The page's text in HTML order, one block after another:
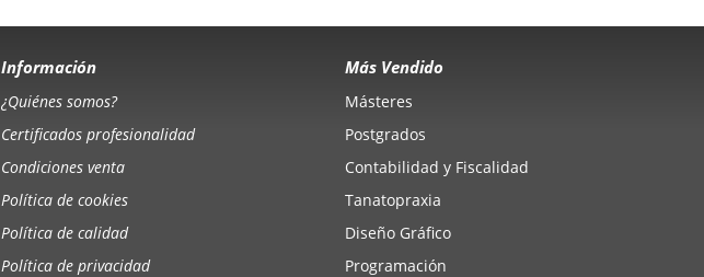
Información
¿Quiénes somos?
Certificados profesionalidad
Condiciones venta
Política de cookies
Política de calidad
Política de privacidad
Más Vendido
Másteres
Postgrados
Contabilidad y Fiscalidad
Tanatopraxia
Diseño Gráfico
Programación